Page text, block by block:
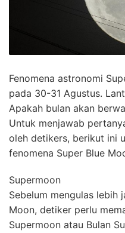
Fenomena astronomi
pada 30-31 Agustus.
Apakah bulan akan
Untuk menjawab
oleh detikers, berikut ini
fenomena Super Blue
Supermoon
Sebelum mengulas lebih
Moon, detiker perlu
Supermoon atau Bulan